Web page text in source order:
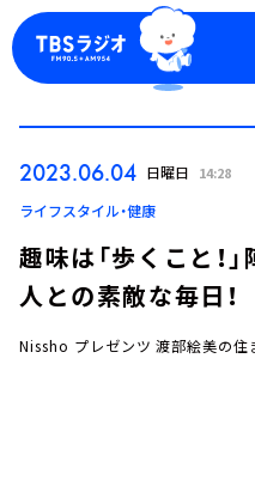
ログイン
2023.06.04 日曜日 14:28
ライフスタイル・健康
趣味は「歩くこと！
人との素敵な毎日！
Nissho プレゼンツ 渡部絵美の住